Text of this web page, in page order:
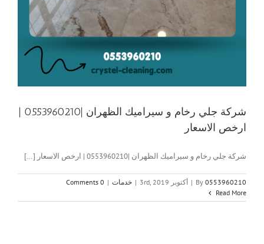
شركة جلي رخام و سيراميك الظهران |0553960210 |
ارخص الاسعار
شركة جلي رخام و سيراميك الظهران |0553960210 | ارخص الاسعار [...]
By 0553960210
| أكتوبر 3rd, 2019 | خدمات |
0 Comments
Read More